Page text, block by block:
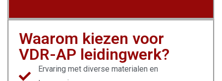
Waarom kiezen voor
VDR-AP leidingwerk?
Ervaring met diverse materialen en